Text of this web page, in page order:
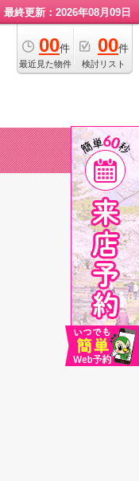
最終更新：2026年08月09日
00件
最近見た物件
00件
検討リスト